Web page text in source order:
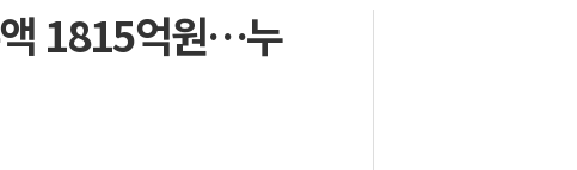
주한미군 "오산기지 누출, 백린 아닌 무해한 표면 부식 물질"
구미 폐염산처리업체서 불 2시간30여분만에 진화...외국인 노동자 숨져
1815억원…누